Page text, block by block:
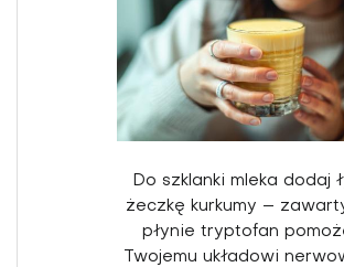
Do szklanki mleka dodaj
żeczkę kurkumy –
płynie tryptofan
Twojemu układowi